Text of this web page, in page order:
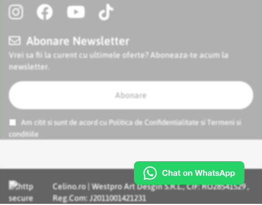
Abonare Newsletter
Vrei sa fii la curent cu ultimele oferte? Aboneaza-te acum la
newsletter.
Abonare
Am citit si sunt de acord cu Politica de Confidentialitate si
Termeni si
conditiile
Celino.ro | Westpro Art Desgin S.R.L., CIF: RO28541529 ,
Reg.Com: J2011001421231